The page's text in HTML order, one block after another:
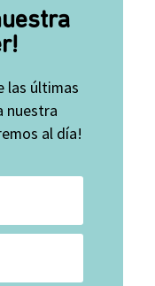
las últimas
nuestra
al día!